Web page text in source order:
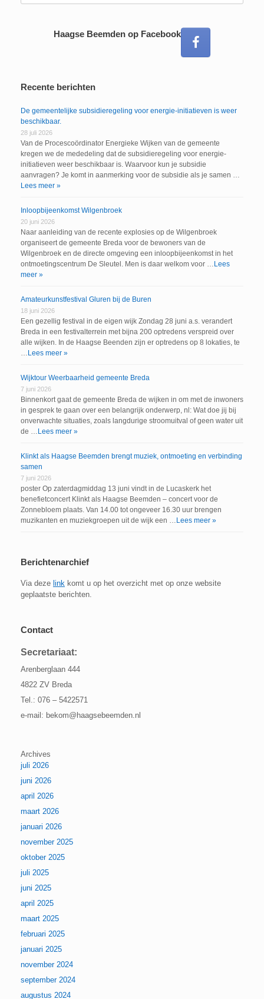
Haagse Beemden op Facebook
Recente berichten
De gemeentelijke subsidieregeling voor energie-initiatieven is weer
beschikbaar.
28 juli 2026
Van de Procescoördinator Energieke Wijken van de gemeente
kregen we de mededeling dat de subsidieregeling voor energie-
initiatieven weer beschikbaar is. Waarvoor kun je subsidie
aanvragen? Je komt in aanmerking voor de subsidie als je samen …
Lees meer »
Inloopbijeenkomst Wilgenbroek
20 juni 2026
Naar aanleiding van de recente explosies op de Wilgenbroek
organiseert de gemeente Breda voor de bewoners van de
Wilgenbroek en de directe omgeving een inloopbijeenkomst in het
ontmoetingscentrum De Sleutel. Men is daar welkom voor … Lees
meer »
Amateurkunstfestival Gluren bij de Buren
18 juni 2026
Een gezellig festival in de eigen wijk Zondag 28 juni a.s. verandert
Breda in een festivalterrein met bijna 200 optredens verspreid over
alle wijken. In de Haagse Beenden zijn er optredens op 8 lokaties, te
… Lees meer »
Wijktour Weerbaarheid gemeente Breda
7 juni 2026
Binnenkort gaat de gemeente Breda de wijken in om met de inwoners
in gesprek te gaan over een belangrijk onderwerp, nl: Wat doe jij bij
onverwachte situaties, zoals langdurige stroomuitval of geen water uit
de … Lees meer »
Klinkt als Haagse Beemden brengt muziek, ontmoeting en verbinding
samen
7 juni 2026
poster Op zaterdagmiddag 13 juni vindt in de Lucaskerk het
benefietconcert Klinkt als Haagse Beemden – concert voor de
Zonnebloem plaats. Van 14.00 tot ongeveer 16.30 uur brengen
muzikanten en muziekgroepen uit de wijk een … Lees meer »
Berichtenarchief
Via deze link komt u op het overzicht met op onze website
geplaatste berichten.
Contact
Secretariaat:
Arenberglaan 444
4822 ZV Breda
Tel.: 076 – 5422571
e-mail: bekom@haagsebeemden.nl
Archives
juli 2026
juni 2026
april 2026
maart 2026
januari 2026
november 2025
oktober 2025
juli 2025
juni 2025
april 2025
maart 2025
februari 2025
januari 2025
november 2024
september 2024
augustus 2024